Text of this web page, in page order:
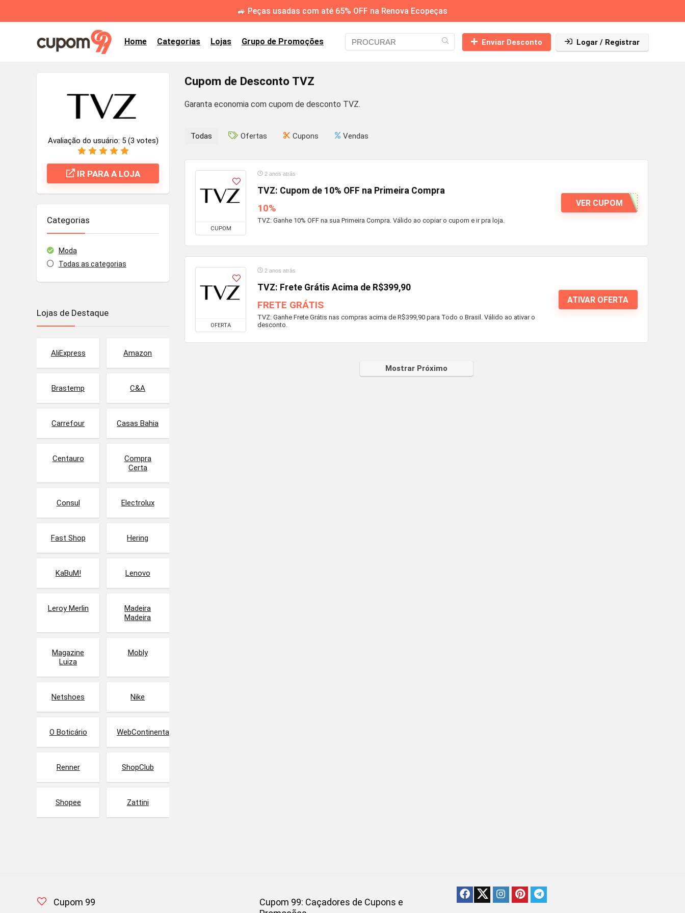
🚙 Peças usadas com até 65% OFF na Renova Ecopeças
Home Categorias Lojas Grupo de Promoções Enviar Desconto Logar / Registrar
Cupom de Desconto TVZ
Garanta economia com cupom de desconto TVZ.
Avaliação do usuário: 5 (3 votes)
IR PARA A LOJA
Categorias
Moda
Todas as categorias
Todas Ofertas Cupons Vendas
CUPOM
2 anos atrás
TVZ: Cupom de 10% OFF na Primeira Compra
10%
TVZ: Ganhe 10% OFF na sua Primeira Compra. Válido ao copiar o cupom e ir pra loja.
VER CUPOM
OFERTA
2 anos atrás
TVZ: Frete Grátis Acima de R$399,90
FRETE GRÁTIS
TVZ: Ganhe Frete Grátis nas compras acima de R$399,90 para Todo o Brasil. Válido ao ativar o
desconto.
ATIVAR OFERTA
Mostrar Próximo
Lojas de Destaque
AliExpress Amazon
Brastemp C&A
Carrefour Casas Bahia
Centauro
Compra
Certa
Consul Electrolux
Fast Shop Hering
KaBuM! Lenovo
Leroy Merlin
Madeira
Madeira
Magazine
Luiza
Mobly
Netshoes Nike
O Boticário WebContinental
Renner ShopClub
Shopee Zattini
Cupom 99
Cupom 99: Caçadores de Cupons e